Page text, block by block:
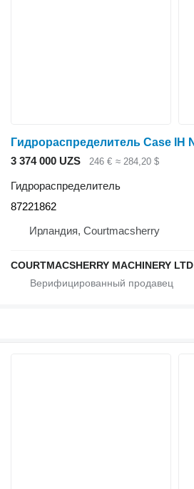
3 374 000 UZS 246 € ≈ 284,20 $
Гидрораспределитель
87221862
Ирландия, Courtmacsherry
COURTMACSHERRY MACHINERY LTD